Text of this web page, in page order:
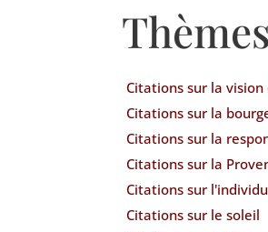
Citations sur la vision
Citations sur la
Citations sur la
Citations sur la
Citations sur
Citations sur le soleil